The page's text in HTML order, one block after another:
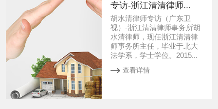
专访-浙江清清律师...
胡水清律师专访（广东卫
视）-浙江清清律师事务所胡
水清律师，现任浙江清清律
师事务所主任，毕业于北大
法学系，学士学位。2015...
查看详情